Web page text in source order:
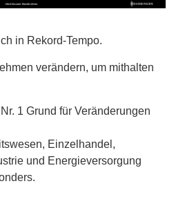
in Rekord-Tempo.
verändern, um mithalten
1 Grund für Veränderungen
Einzelhandel,
und Energieversorgung